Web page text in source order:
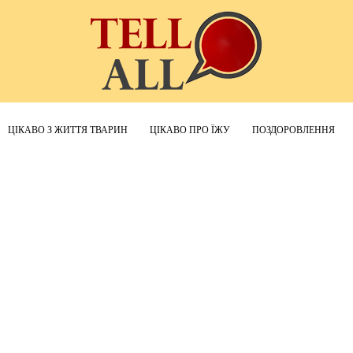
ЦІКАВО З ЖИТТЯ ТВАРИН ЦІКАВО ПРО ЇЖУ ПОЗДОРОВЛЕННЯ